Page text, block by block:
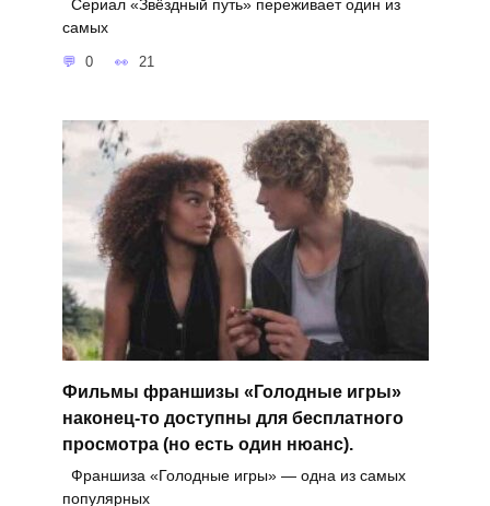
Сериал «Звёздный путь» переживает один из
самых
0 21
Фильмы франшизы «Голодные игры»
наконец-то доступны для бесплатного
просмотра (но есть один нюанс).
Франшиза «Голодные игры» — одна из самых
популярных